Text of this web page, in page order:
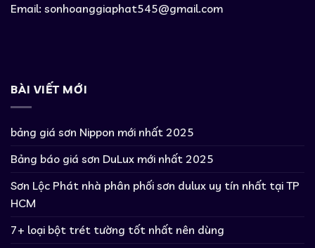
Email: sonhoanggiaphat545@gmail.com
BÀI VIẾT MỚI
bảng giá sơn Nippon mới nhất 2025
Bảng báo giá sơn DuLux mới nhất 2025
Sơn Lộc Phát nhà phân phối sơn dulux uy tín nhất tại TP
HCM
7+ loại bột trét tường tốt nhất nên dùng